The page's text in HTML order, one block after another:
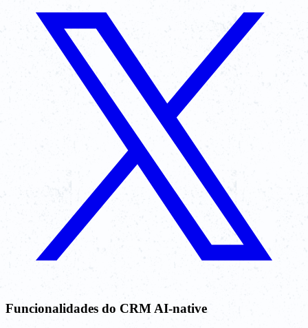
Funcionalidades do CRM AI-native